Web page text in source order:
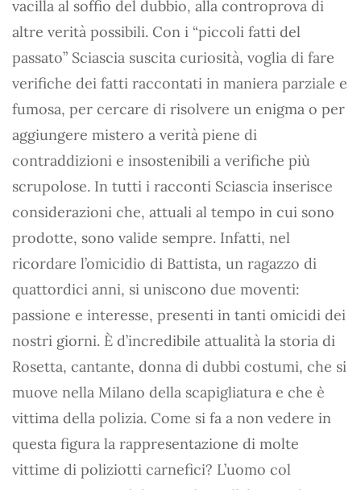
vacilla al soffio del dubbio, alla controprova di
altre verità possibili. Con i “piccoli fatti del
passato” Sciascia suscita curiosità, voglia di fare
verifiche dei fatti raccontati in maniera parziale e
fumosa, per cercare di risolvere un enigma o per
aggiungere mistero a verità piene di
contraddizioni e insostenibili a verifiche più
scrupolose. In tutti i racconti Sciascia inserisce
considerazioni che, attuali al tempo in cui sono
prodotte, sono valide sempre. Infatti, nel
ricordare l’omicidio di Battista, un ragazzo di
quattordici anni, si uniscono due moventi:
passione e interesse, presenti in tanti omicidi dei
nostri giorni. È d’incredibile attualità la storia di
Rosetta, cantante, donna di dubbi costumi, che si
muove nella Milano della scapigliatura e che è
vittima della polizia. Come si fa a non vedere in
questa figura la rappresentazione di molte
vittime di poliziotti carnefici? L’uomo col